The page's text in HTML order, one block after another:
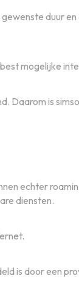
duur
mogelijke
Daarom is
echter
diensten.
is door een